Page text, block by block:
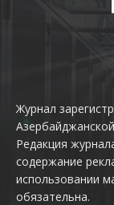
Журнал
Редакция
содержание
использовании
обязательна.